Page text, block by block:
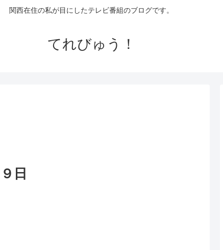
関西在住の私が目にしたテレビ番組のブログです。
てれびゅう！
日